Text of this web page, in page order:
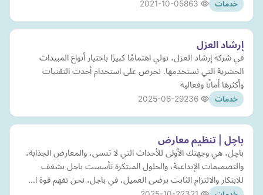
خدمات 2021-10-05
إرشاد العزل
في شركة إرشاد العزل، نولي اهتمامًا كبيرًا باختيار أنواع المبيدات
الحشرية التي نستخدمها. نحرص على استخدام أحدث التقنيات
وأكثرها أمانًا وفعالية
خدمات 2025-06-29
باچل | تنظيم معارض
باچل، هي وجهتك الأولى للأحداث التي لا تنسى، والمعارض الجذابة،
والتصميمات الإبداعية، والحلول المبتكرة تأسست باجل بشغف
للابتكار والالتزام الثابت برضى العميل، في باجل، نحن نفهم قوة ا…